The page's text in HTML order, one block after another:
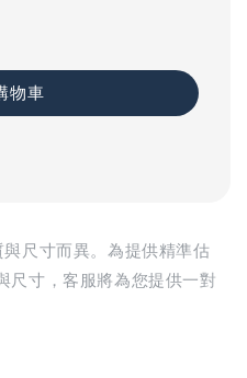
物車
尺寸而異。為提供精準估
尺寸，客服將為您提供一對